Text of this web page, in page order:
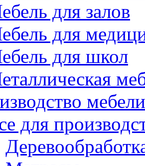
для залов
для
для школ
мебели
для